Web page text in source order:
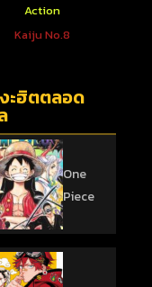
Action
Kaiju No.8
ะฮิตตลอด
One
Piece